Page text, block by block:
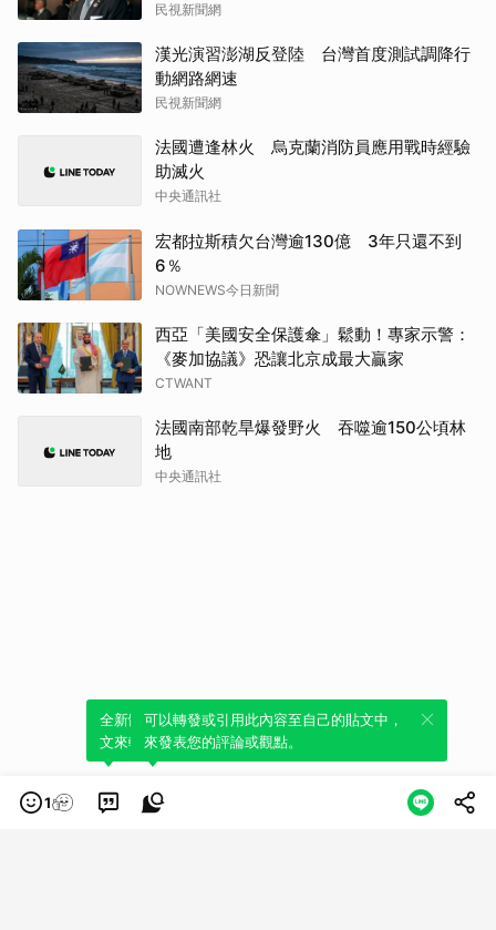
民視新聞網
漢光演習澎湖反登陸 台灣首度測試調降行
動網路網速
民視新聞網
法國遭逢林火 烏克蘭消防員應用戰時經驗
助滅火
中央通訊社
宏都拉斯積欠台灣逾130億 3年只還不到
6％
NOWNEWS今日新聞
西亞「美國安全保護傘」鬆動！專家示警：
《麥加協議》恐讓北京成最大贏家
CTWANT
法國南部乾旱爆發野火 吞噬逾150公頃林
地
中央通訊社
1
全新體驗！一鍵引用此內容，透過發布貼
文來輕鬆表達個人立場。
可以轉發或引用此內容至自己的貼文中，
來發表您的評論或觀點。